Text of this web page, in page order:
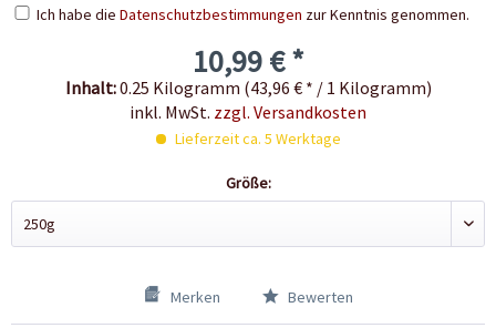
Ich habe die Datenschutzbestimmungen zur Kenntnis genommen.
10,99 € *
Inhalt:0.25 Kilogramm (43,96 € * / 1 Kilogramm)
inkl. MwSt. zzgl. Versandkosten
Lieferzeit ca. 5 Werktage
Größe:
Merken Bewerten